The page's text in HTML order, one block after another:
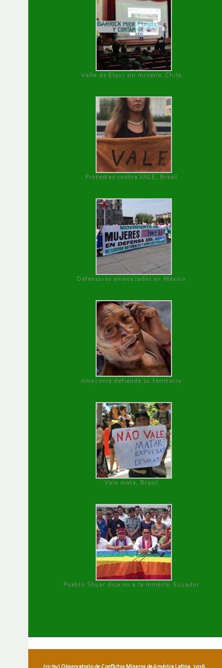
Valle de Elqui sin minería. Chile
Protestas contra VALE, Brasil
Defensoras amenazadas en México
Amazonía defiende su territorio
Vale mata, Brasil
Pueblo Shuar dice no a la minería, Ecuador